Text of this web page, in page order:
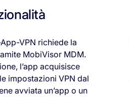
VPN richiede la
MobiVisor MDM.
l’app acquisisce
impostazioni VPN dal
avviata un’app o un